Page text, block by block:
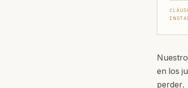
en los
perder.